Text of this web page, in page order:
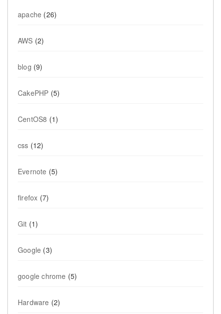
apache (26)
AWS (2)
blog (9)
CakePHP (5)
CentOS8 (1)
css (12)
Evernote (5)
firefox (7)
Git (1)
Google (3)
google chrome (5)
Hardware (2)